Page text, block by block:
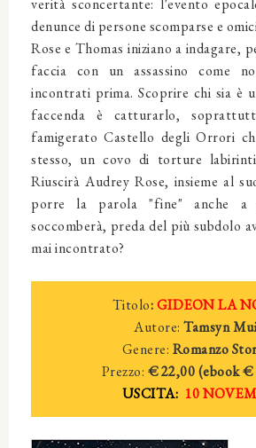
verità sconcertante: l'evento
denunce di persone scomparse e
Rose e Thomas iniziano a indagare,
faccia con un assassino come
incontrati prima. Scoprire chi sia è
faccenda è catturarlo,
famigerato Castello degli Orrori
stesso, un covo di torture
Riuscirà Audrey Rose, insieme al
porre la parola "fine" anche a
soccomberà, preda del più subdolo
mai incontrato?
Titolo:GIDEON LA
Autore:Tamsyn
Genere: Romanzo
Prezzo: € 22,00 (ebook €
USCITA: 10